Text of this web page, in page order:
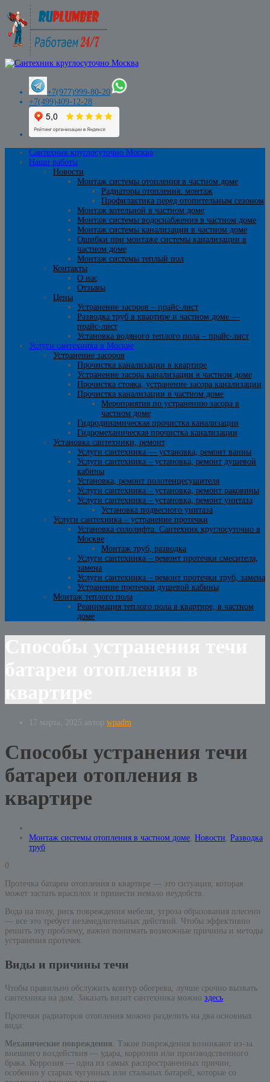
+7(977)999-80-20
+7(499)409-12-28
Сантехник круглосуточно Москва
Наши работы
Новости
Монтаж системы отопления в частном доме
Радиаторы отопления. монтаж
Профилактика перед отопительным сезоном
Монтаж котельной в частном доме
Монтаж системы водоснабжения в частном доме
Монтаж системы канализации в частном доме
Ошибки при монтаже системы канализации в
частном доме
Монтаж системы теплый пол
Контакты
О нас
Отзывы
Цены
Устранение засоров – прайс-лист
Разводка труб в квартире и частном доме —
прайс-лист
Установка водяного теплого пола – прайс-лист
Услуги сантехника в Москве
Устранение засоров
Прочистка канализации в квартире
Устранение засора канализации в частном доме
Прочистка стояка, устранение засора канализации
Прочистка канализации в частном доме
Мероприятия по устранению засора в
частном доме
Гидродинамическая прочистка канализации
Гидромеханическая прочистка канализации
Установка сантехники, ремонт
Услуги сантехника — установка, ремонт ванны
Услуги сантехника – установка, ремонт душевой
кабины
Установка, ремонт полотенцесушителя
Услуги сантехника – установка, ремонт раковины
Услуги сантехника – установка, ремонт унитаза
Установка подвесного унитаза
Услуги сантехника – устранение протечки
Установка сололифта. Сантехник круглосуточно в
Москве
Монтаж труб, разводка
Услуги сантехника – ремонт протечки смесителя,
замена
Услуги сантехника – ремонт протечки труб, замена
Устранение протечки душевой кабины
Монтаж теплого пола
Реанимация теплого пола в квартире, в частном
доме
17 марта, 2025 автор wpadm
Способы устранения течи
батареи отопления в
квартире
Монтаж системы отопления в частном доме, Новости, Разводка
труб
0
Протечка батареи отопления в квартире — это ситуация, которая
может застать врасплох и принести немало неудобств.
Вода на полу, риск повреждения мебели, угроза образования плесени
— все это требует незамедлительных действий. Чтобы эффективно
решить эту проблему, важно понимать возможные причины и методы
устранения протечек.
Виды и причины течи
Чтобы правильно обслужить контур обогрева, лучше срочно вызвать
сантехника на дом. Заказать визит сантехника можно здесь.
Протечки радиаторов отопления можно разделить на два основных
вида:
Механические повреждения. Такие повреждения возникают из-за
внешнего воздействия — удара, коррозии или производственного
брака. Коррозия — одна из самых распространенных причин,
особенно у старых чугунных или стальных батарей, которые со